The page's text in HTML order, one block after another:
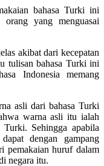
bahasa Turki ini
yang menguasai
akibat dari kecepatan
tulisan bahasa Turki ini
Indonesia memang
asli dari bahasa Turki
warna asli itu ialah
Turki. Sehingga apabila
dengan gampang
pemakaian huruf dalam
negara itu.